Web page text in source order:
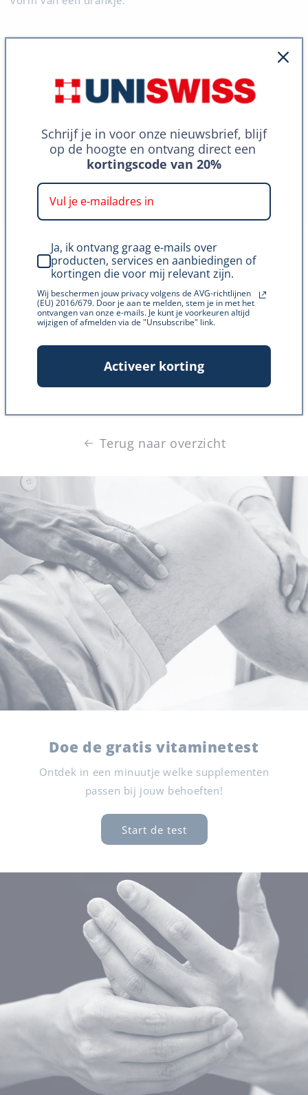
Conclusie over wateroplosbare
Kurkuma
Wateroplosbare kurkuma is een nieuwe trend in
voedingssupplementen en biedt vele voordelen ten
opzichte van kurkuma poeder. Het wordt sneller en
beter opgenomen door het lichaam, is minder snel
afgebroken in het maag-darmkanaal en kan gemakkelijk
op zoek bent naar een effectieve manier om te
profiteren van de voordelen van kurkuma, dan is
wateroplosbare kurkuma zeker het overwegen waard.
Bezoek onze webshop voor het bestellen van
hoogwaardige wateroplosbare kurkuma supplementen
→ Bekijk onze wateroplosbare kurkuma supplementen
Terug naar overzicht
Doe de gratis vitaminetest
Ontdek in een minuutje welke supplementen
passen bij jouw behoeften!
Start de test
Schrijf je in voor onze nieuwsbrief, blijf
op de hoogte en ontvang direct een
kortingscode van 20%
Ja, ik ontvang graag e-mails over
producten, services en aanbiedingen of
kortingen die voor mij relevant zijn.
Wij beschermen jouw privacy volgens de AVG-richtlijnen
(EU) 2016/679. Door je aan te melden, stem je in met het
ontvangen van onze e-mails. Je kunt je voorkeuren altijd
wijzigen of afmelden via de "Unsubscribe" link.
Activeer korting